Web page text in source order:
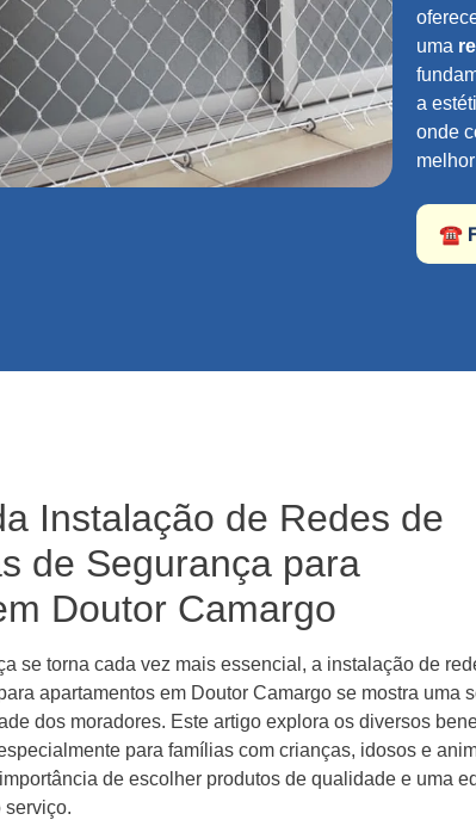
uma
a
onde
☎️
Instalação de Redes de
de Segurança para
Doutor Camargo
se torna cada vez mais essencial, a instalação de
apartamentos em Doutor Camargo se mostra uma
dos moradores. Este artigo explora os diversos
para famílias com crianças, idosos e
de escolher produtos de qualidade e uma
serviço.